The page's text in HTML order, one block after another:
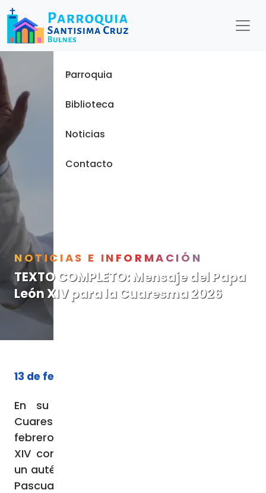
NOTICIAS E INFORMACIÓN
TEXTO COMPLETO: Mensaje del Papa
León XIV para la Cuaresma 2026
13 de febrero de 2026
En su mensaje ante la llegada de la
Cuaresma, que comienza este 18 de
febrero, Miércoles de Ceniza, el Papa León
XIV compartió tres consejos para recorrer
un auténtico camino de conversión hacia la
Pascua: cultivar la escucha, un ayuno de
Menu
Inicio
Parroquia
Biblioteca
Noticias
Contacto